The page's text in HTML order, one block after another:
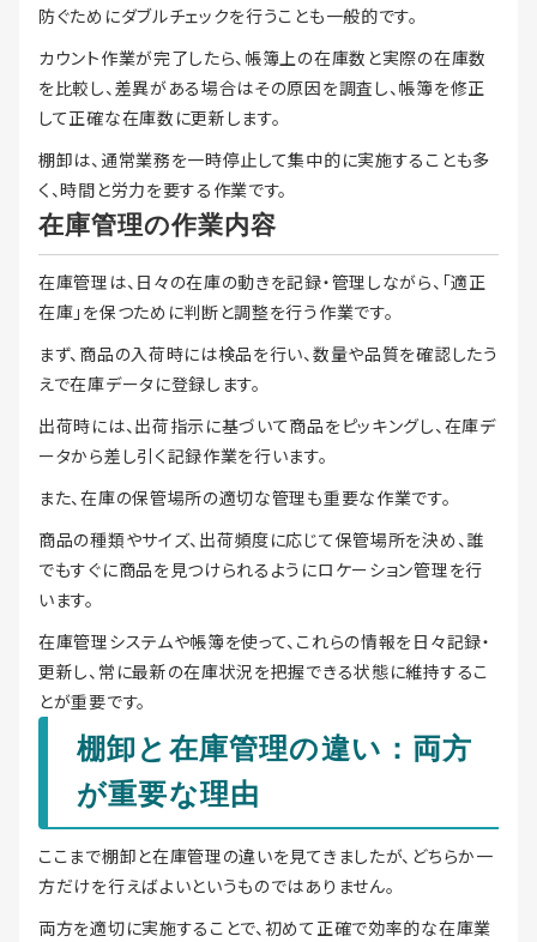
防ぐためにダブルチェックを行うことも一般的です。
カウント作業が完了したら、帳簿上の在庫数と実際の在庫数
を比較し、差異がある場合はその原因を調査し、帳簿を修正
して正確な在庫数に更新します。
棚卸は、通常業務を一時停止して集中的に実施することも多
く、時間と労力を要する作業です。
在庫管理の作業内容
在庫管理は、日々の在庫の動きを記録・管理しながら、「適正
在庫」を保つために判断と調整を行う作業です。
まず、商品の入荷時には検品を行い、数量や品質を確認したう
えで在庫データに登録します。
出荷時には、出荷指示に基づいて商品をピッキングし、在庫デ
ータから差し引く記録作業を行います。
また、在庫の保管場所の適切な管理も重要な作業です。
商品の種類やサイズ、出荷頻度に応じて保管場所を決め、誰
でもすぐに商品を見つけられるようにロケーション管理を行
います。
在庫管理システムや帳簿を使って、これらの情報を日々記録・
更新し、常に最新の在庫状況を把握できる状態に維持するこ
とが重要です。
棚卸と在庫管理の違い：両方
が重要な理由
ここまで棚卸と在庫管理の違いを見てきましたが、どちらか一
方だけを行えばよいというものではありません。
両方を適切に実施することで、初めて正確で効率的な在庫業